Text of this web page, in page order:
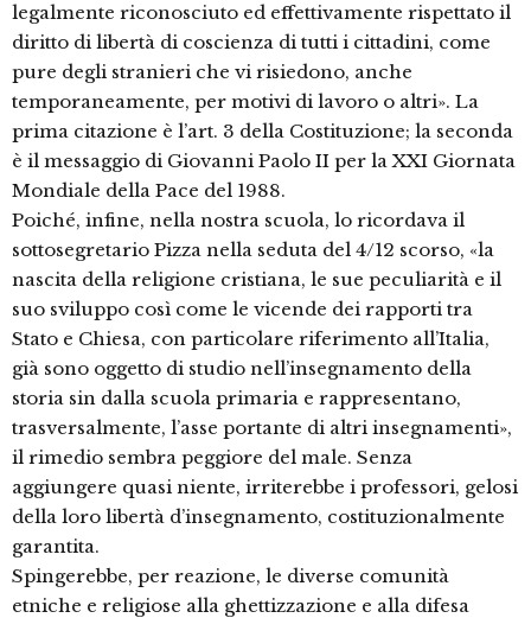
legalmente riconosciuto ed effettivamente rispettato il
diritto di libertà di coscienza di tutti i cittadini, come
pure degli stranieri che vi risiedono, anche
temporaneamente, per motivi di lavoro o altri». La
prima citazione è l’art. 3 della Costituzione; la seconda
è il messaggio di Giovanni Paolo II per la XXI Giornata
Mondiale della Pace del 1988.
Poiché, infine, nella nostra scuola, lo ricordava il
sottosegretario Pizza nella seduta del 4/12 scorso, «la
nascita della religione cristiana, le sue peculiarità e il
suo sviluppo così come le vicende dei rapporti tra
Stato e Chiesa, con particolare riferimento all’Italia,
già sono oggetto di studio nell’insegnamento della
storia sin dalla scuola primaria e rappresentano,
trasversalmente, l’asse portante di altri insegnamenti»,
il rimedio sembra peggiore del male. Senza
aggiungere quasi niente, irriterebbe i professori, gelosi
della loro libertà d’insegnamento, costituzionalmente
garantita.
Spingerebbe, per reazione, le diverse comunità
etniche e religiose alla ghettizzazione e alla difesa